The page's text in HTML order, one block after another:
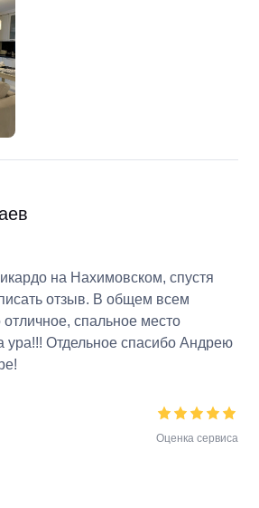
на Нахимовском, спустя
отзыв. В общем всем
спальное место
ура!!! Отдельное спасибо Андрею
Оценка сервиса